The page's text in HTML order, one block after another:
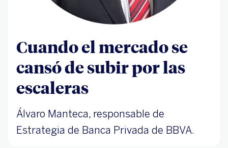
Cuando el mercado se
cansó de subir por las
escaleras
Álvaro Manteca, responsable de
Estrategia de Banca Privada de BBVA.